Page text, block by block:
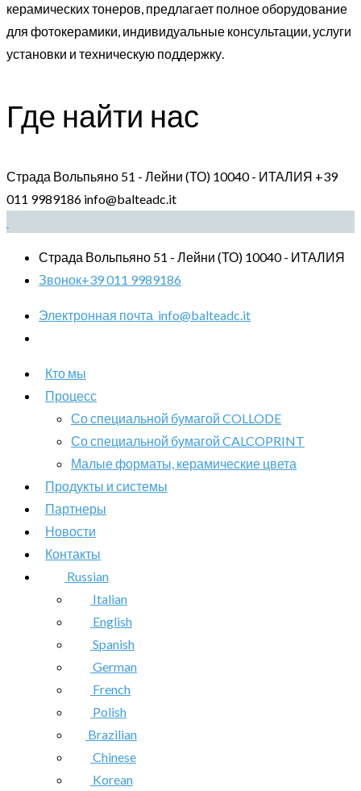
керамических тонеров, предлагает полное оборудование
для фотокерамики, индивидуальные консультации, услуги
установки и техническую поддержку.
Где найти нас
Страда Вольпьяно 51 - Лейни (ТО) 10040 - ИТАЛИЯ +39
011 9989186 info@balteadc.it
Страда Вольпьяно 51 - Лейни (ТО) 10040 - ИТАЛИЯ
Звонок+39 011 9989186
Электронная почта info@balteadc.it
Кто мы
Процесс
Со специальной бумагой COLLODE
Со специальной бумагой CALCOPRINT
Малые форматы, керамические цвета
Продукты и системы
Партнеры
Новости
Контакты
Russian
Italian
English
Spanish
German
French
Polish
Brazilian
Chinese
Korean